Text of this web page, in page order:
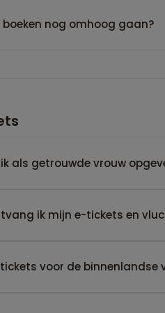
nog omhoog gaan?
als getrouwde vrouw
ik mijn e-tickets en
voor de binnenlandse